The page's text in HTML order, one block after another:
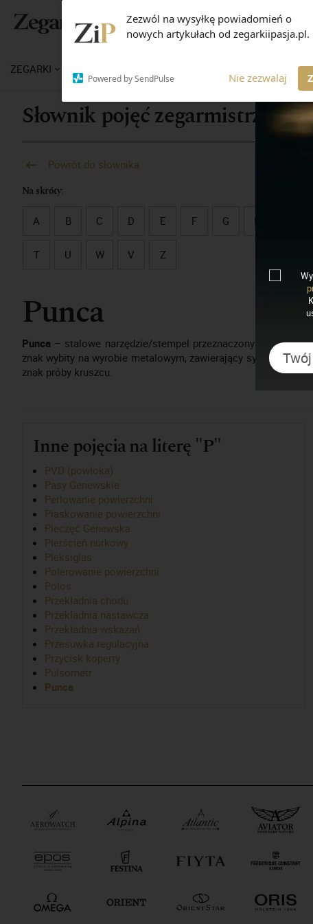
Zezwól na wysyłkę powiadomień o
nowych artykułach od zegarkiipasja.pl.
Powered by SendPulse Nie zezwalaj
ZEGARKI
Słownik pojęć
Powrót do słownika
Na skróty:
A B C D E F G H
T U W V Z
Punca
Punca – stalowe narzędzie/stempel przeznaczony do
znak wybity na wyrobie metalowym, zawierający sygnaturę
znak próby kruszcu.
Inne pojęcia na literę "P"
PVD (powłoka)
Pasy Genewskie
Perłowanie powierzchni
Piaskowanie powierzchni
Pieczęć Genewska
Pierścień nurkowy
Pleksiglas
Polerowanie powierzchni
Polos
Przekładnia chodu
Przekładnia nastawcza
Przekładnia wskazań
Przesuwka regulacyjna
Przycisk koperty
Pulsometr
Punca